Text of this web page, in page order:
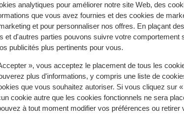
analytiques pour améliorer notre site Web, des
que vous avez fournies et des cookies de
et pour personnaliser nos offres. En plaçant
et d'autres parties pouvons suivre votre comportement
publicités plus pertinents pour vous.
», vous acceptez le placement de tous les
plus d'informations, y compris une liste de
que vous souhaitez autoriser. Si vous cliquez sur
cookie autre que les cookies fonctionnels ne sera
à tout moment modifier vos préférences ou retirer
fidèlement leur expérience avec notre produit.
Réservé
7.6 Très bien
Was een vrij nieuw hotel met vriendelijke
rustige omgeving
Was een vrij nieuw hotel met vriendelijke
rustige omgeving
Traduire en français (FR)